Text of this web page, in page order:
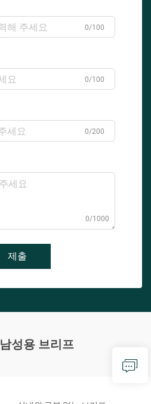
0/100
0/100
0/200
0/1000
제출
성용 브리프